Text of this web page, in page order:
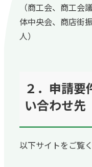
（商工会、商工会
体中央会、商店街
人）
２．申請要
い合わせ先
以下サイトをご覧